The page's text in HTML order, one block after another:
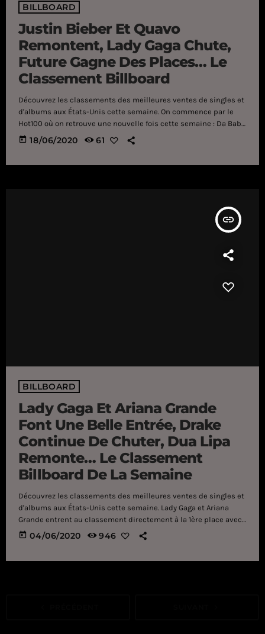
BILLBOARD
Justin Bieber Et Quavo
Remontent, Lady Gaga Chute,
Future Gagne Des Places… Le
Classement Billboard
Découvrez les classements des meilleures ventes de singles et
d'albums aux États-Unis cette semaine. On commence par le
Hot100 où on retrouve une nouvelle fois cette semaine : Da Baby
et Roddy Ricch à la 1ère place, Megan Thee Stallion et Beyoncé à
la seconde, Blinding Lights de The Weeknd à la 3ème et Nicki
today 18/06/2020 61
insert_link
BILLBOARD
Lady Gaga Et Ariana Grande
Font Une Belle Entrée, Drake
Continue De Chuter, Dua Lipa
Remonte… Le Classement
Billboard De La Semaine
Découvrez les classements des meilleures ventes de singles et
d'albums aux États-Unis cette semaine. Lady Gaga et Ariana
Grande entrent au classement directement à la 1ère place avec
Rain on me. Derrière elles, Megan Thee Stallion et Beyoncé. En
troisième position on retrouve Da Baby et Roddy
today 04/06/2020 946